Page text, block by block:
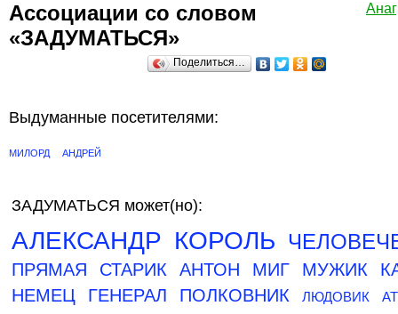
Ассоциации со словом
«ЗАДУМАТЬСЯ»
Поделиться…
Выдуманные посетителями:
МИЛОРД АНДРЕЙ
ЗАДУМАТЬСЯ может(но):
АЛЕКСАНДР КОРОЛЬ
ПРЯМАЯ СТАРИК АНТОН МИГ МУЖИК
НЕМЕЦ
ГЕНЕРАЛ ПОЛКОВНИК ЛЮДОВИК